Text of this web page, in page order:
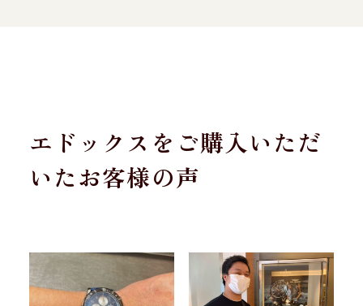
エドックスをご購入いただ
いたお客様の声